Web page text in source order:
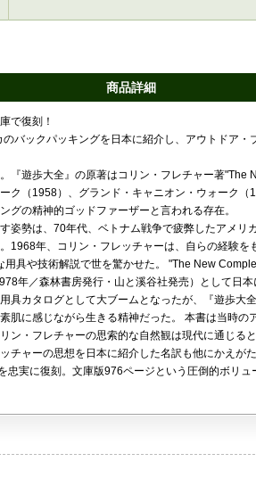
商品詳細
で復刻！
バックパッキングを日本に紹介し、アウトドア
『遊歩大全』の原著はコリン・フレチャー著"The
ク（1958）、グランド・キャニオン・ウォーク
グの精神的ゴッドファーザーと言われる存在。
姿勢は、70年代、ベトナム戦争で疲弊したアメリ
1968年、コリン・フレッチャーは、自らの経験
具や技術解説で世を驚かせた。 "The New
年／森林書房発行・山と溪谷社発売）として日
具カタログとして大ブームとなったが、『遊歩大
肌に感じながら生きる精神だった。 本書は当時
ン・フレチャーの思索的な自然観は現代に通じる
チャーの思想を日本に紹介した名訳も他にかえが
実に復刻。文庫版976ページという圧倒的ボリ